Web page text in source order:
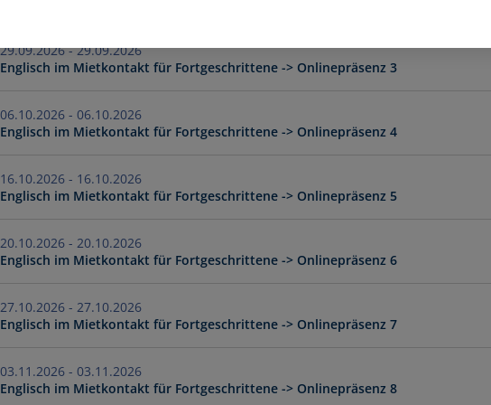
29.09.2026 - 29.09.2026
Englisch im Mietkontakt für Fortgeschrittene -> Onlinepräsenz 3
06.10.2026 - 06.10.2026
Englisch im Mietkontakt für Fortgeschrittene -> Onlinepräsenz 4
16.10.2026 - 16.10.2026
Englisch im Mietkontakt für Fortgeschrittene -> Onlinepräsenz 5
20.10.2026 - 20.10.2026
Englisch im Mietkontakt für Fortgeschrittene -> Onlinepräsenz 6
27.10.2026 - 27.10.2026
Englisch im Mietkontakt für Fortgeschrittene -> Onlinepräsenz 7
03.11.2026 - 03.11.2026
Englisch im Mietkontakt für Fortgeschrittene -> Onlinepräsenz 8